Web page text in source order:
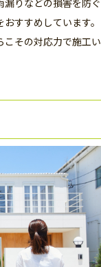
りなどの損害を防ぐ
すすめしています。
こその対応力で施工い